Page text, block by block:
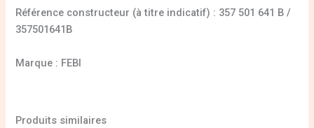
Référence constructeur (à titre indicatif) : 357 501 641 B /
357501641B
Marque : FEBI
Produits similaires